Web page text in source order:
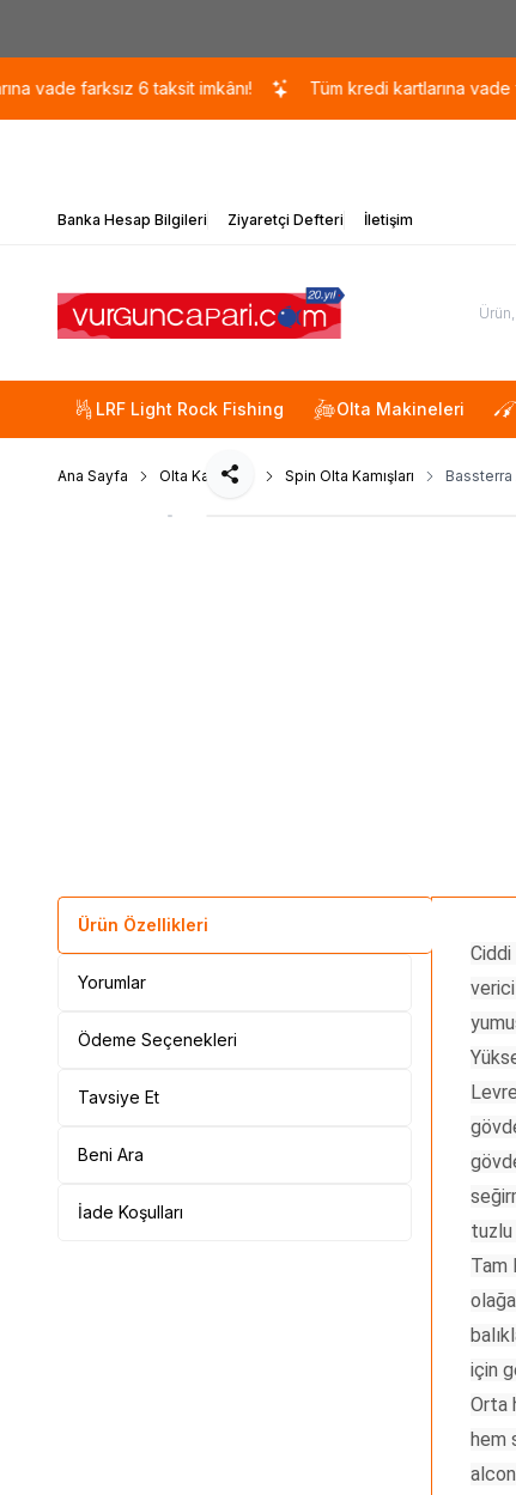
farksız 6 taksit imkânı! Tüm kredi kartlarına vade
Banka Hesap Bilgileri Ziyaretçi Defteri İletişim
LRF Light Rock Fishing Olta Makineleri
Ana Sayfa Olta Kamışları Spin Olta Kamışları Bassterra
Paylaş
Ürün Özellikleri
Yorumlar
Ödeme Seçenekleri
Tavsiye Et
Beni Ara
İade Koşulları
tuzlu
Tam
için
Orta
hem